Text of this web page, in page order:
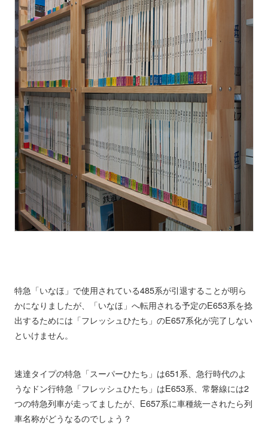
特急「いなほ」で使用されている485系が引退することが明ら
かになりましたが、「いなほ」へ転用される予定のE653系を捻
出するためには「フレッシュひたち」のE657系化が完了しない
といけません。
速達タイプの特急「スーパーひたち」は651系、急行時代のよ
うなドン行特急「フレッシュひたち」はE653系、常磐線には2
つの特急列車が走ってましたが、E657系に車種統一されたら列
車名称がどうなるのでしょう？